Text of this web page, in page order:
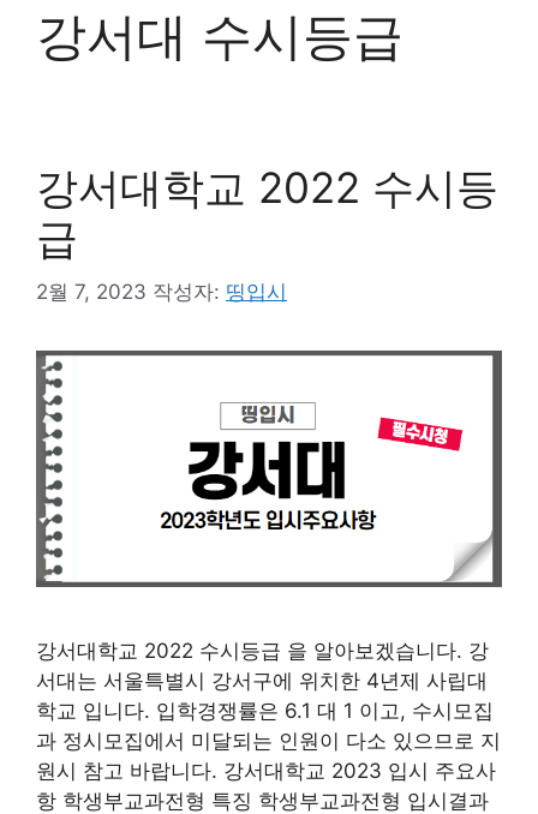
강서대 수시등급
강서대학교 2022 수시등
급
2월 7, 2023 작성자: 띵입시
강서대학교 2022 수시등급 을 알아보겠습니다. 강
서대는 서울특별시 강서구에 위치한 4년제 사립대
학교 입니다. 입학경쟁률은 6.1 대 1 이고, 수시모집
과 정시모집에서 미달되는 인원이 다소 있으므로 지
원시 참고 바랍니다. 강서대학교 2023 입시 주요사
항 학생부교과전형 특징 학생부교과전형 입시결과